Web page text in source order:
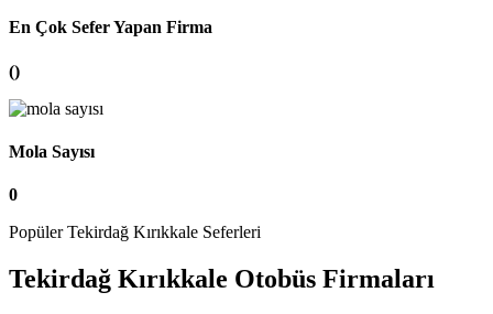
En Çok Sefer Yapan Firma
()
Mola Sayısı
0
Popüler Tekirdağ Kırıkkale Seferleri
Tekirdağ Kırıkkale Otobüs Firmaları